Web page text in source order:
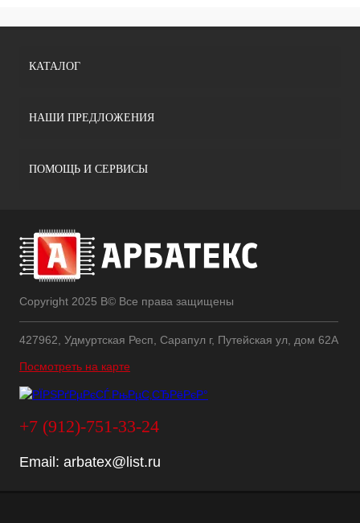
КАТАЛОГ
НАШИ ПРЕДЛОЖЕНИЯ
ПОМОЩЬ И СЕРВИСЫ
Copyright 2025 В© Все права защищены
427962, Удмуртская Респ, Сарапул г, Путейская ул, дом 62А
Посмотреть на карте
+7 (912)-751-33-24
Email: arbatex@list.ru